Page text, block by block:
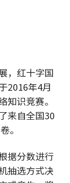
，红十字国
2016年4月
识竞赛。
来自全国30
。
据分数进行
抽选方式决